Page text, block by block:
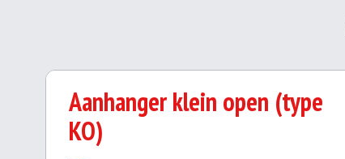
Aanhanger klein open (type
KO)